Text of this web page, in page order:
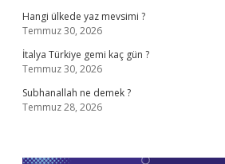
Hangi ülkede yaz mevsimi ?
Temmuz 30, 2026
İtalya Türkiye gemi kaç gün ?
Temmuz 30, 2026
Subhanallah ne demek ?
Temmuz 28, 2026